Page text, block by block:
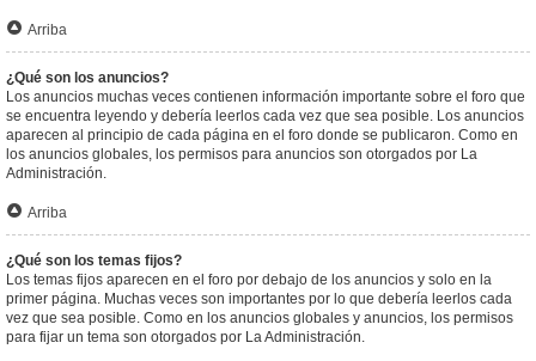
Arriba
¿Qué son los anuncios?
Los anuncios muchas veces contienen información importante sobre el foro que
se encuentra leyendo y debería leerlos cada vez que sea posible. Los anuncios
aparecen al principio de cada página en el foro donde se publicaron. Como en
los anuncios globales, los permisos para anuncios son otorgados por La
Administración.
Arriba
¿Qué son los temas fijos?
Los temas fijos aparecen en el foro por debajo de los anuncios y solo en la
primer página. Muchas veces son importantes por lo que debería leerlos cada
vez que sea posible. Como en los anuncios globales y anuncios, los permisos
para fijar un tema son otorgados por La Administración.